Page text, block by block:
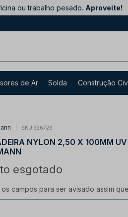
ou trabalho pesado. Aproveite!
de Ar Solda Construção
SKU 326726
NYLON 2,50 X 100MM
esgotado
campos para ser avisado assim